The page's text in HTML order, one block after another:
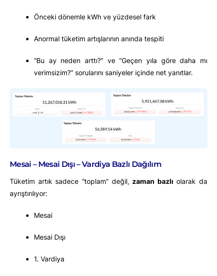
Önceki dönemle kWh ve yüzdesel fark
Anormal tüketim artışlarının anında tespiti
“Bu ay neden arttı?” ve “Geçen yıla göre daha mı
verimsizim?” sorularını saniyeler içinde net yanıtlar.
Mesai – Mesai Dışı – Vardiya Bazlı Dağılım
Tüketim artık sadece “toplam” değil, zaman bazlı olarak da
ayrıştırılıyor:
Mesai
Mesai Dışı
1. Vardiya